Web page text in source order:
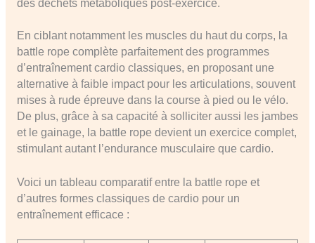
des déchets métaboliques post-exercice.
En ciblant notamment les muscles du haut du corps, la
battle rope complète parfaitement des programmes
d’entraînement cardio classiques, en proposant une
alternative à faible impact pour les articulations, souvent
mises à rude épreuve dans la course à pied ou le vélo.
De plus, grâce à sa capacité à solliciter aussi les jambes
et le gainage, la battle rope devient un exercice complet,
stimulant autant l’endurance musculaire que cardio.
Voici un tableau comparatif entre la battle rope et
d’autres formes classiques de cardio pour un
entraînement efficace :